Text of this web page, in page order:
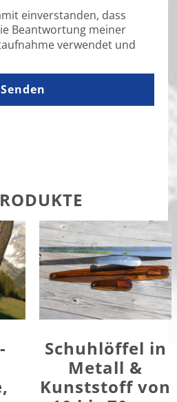
einverstanden, dass
Beantwortung meiner
verwendet und
Senden
Schuhlöffel in
Metall &
Kunststoff von